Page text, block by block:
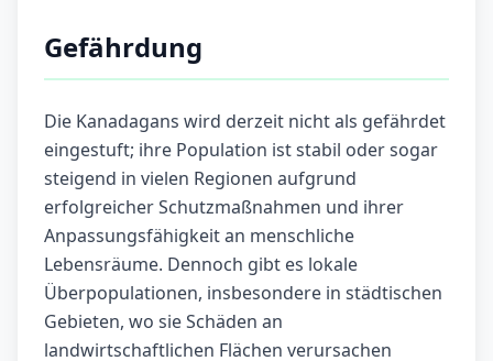
Gefährdung
Die Kanadagans wird derzeit nicht als gefährdet
eingestuft; ihre Population ist stabil oder sogar
steigend in vielen Regionen aufgrund
erfolgreicher Schutzmaßnahmen und ihrer
Anpassungsfähigkeit an menschliche
Lebensräume. Dennoch gibt es lokale
Überpopulationen, insbesondere in städtischen
Gebieten, wo sie Schäden an
landwirtschaftlichen Flächen verursachen